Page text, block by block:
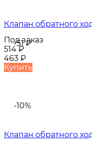
-51₽
Клапан обратного
Под заказ
514₽
463 ₽
Купить
-10%
Клапан обратного